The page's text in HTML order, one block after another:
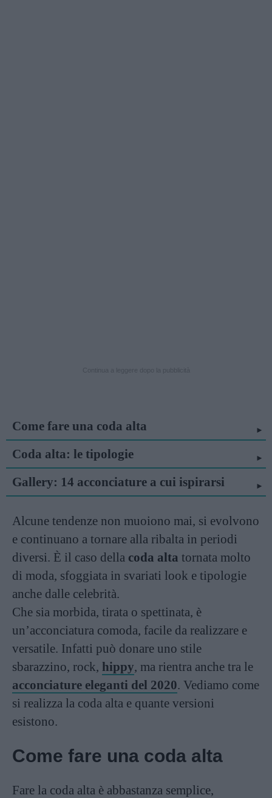
Come fare una coda alta
Coda alta: le tipologie
Gallery: 14 acconciature a cui ispirarsi
Alcune tendenze non muoiono mai, si evolvono
e continuano a tornare alla ribalta in periodi
diversi. È il caso della coda alta tornata molto
di moda, sfoggiata in svariati look e tipologie
anche dalle celebrità.
Che sia morbida, tirata o spettinata, è
un’acconciatura comoda, facile da realizzare e
versatile. Infatti può donare uno stile
sbarazzino, rock, hippy, ma rientra anche tra le
acconciature eleganti del 2020. Vediamo come
si realizza la coda alta e quante versioni
esistono.
Come fare una coda alta
Fare la coda alta è abbastanza semplice,